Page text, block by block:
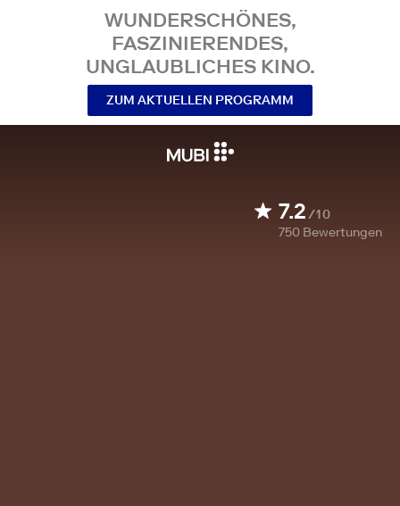
WUNDERSCHÖNES,
FASZINIERENDES,
UNGLAUBLICHES KINO.
ZUM AKTUELLEN PROGRAMM
7.2/10
750 Bewertungen